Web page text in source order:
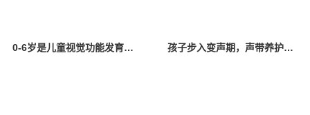
0-6岁是儿童视觉功能发育的关键期 孩子步入变声期，声带养护安排上！